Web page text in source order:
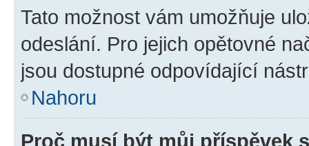
Tato možnost vám umožňuje
odeslání. Pro jejich opětovné
jsou dostupné odpovídající
Nahoru
Proč musí být můj příspěvek